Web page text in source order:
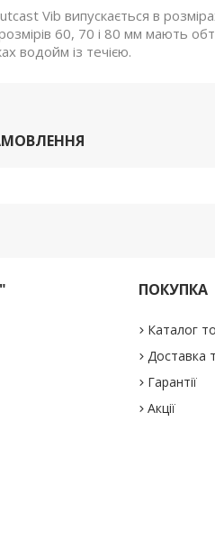
Vib випускається в
60, 70 і 80 мм мають
водойм із течією.
ПОКУПКА
Каталог
Доставка
Гарантії
Акції